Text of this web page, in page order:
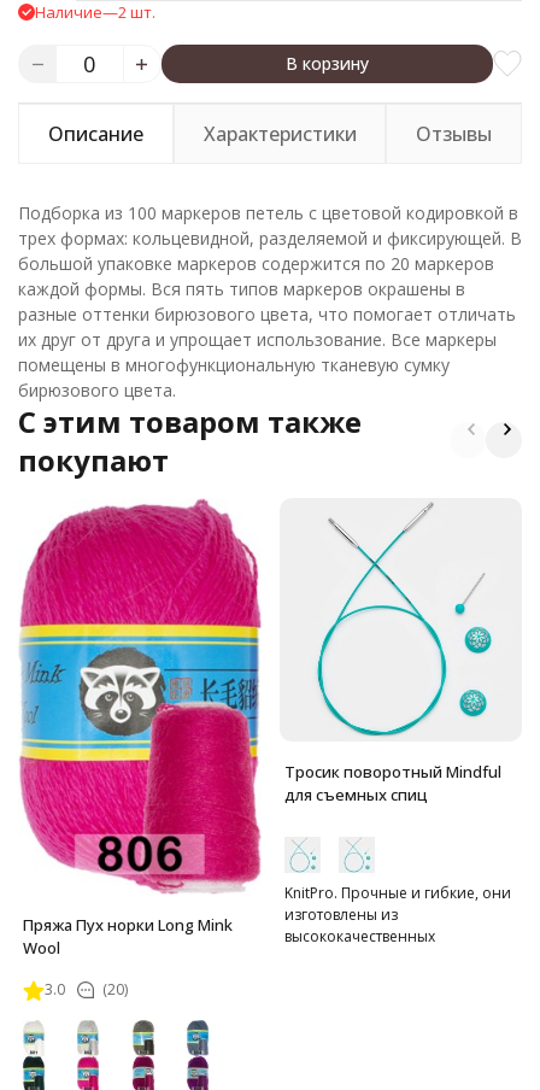
Наличие—2 шт.
В корзину
Описание Характеристики Отзывы
Подборка из 100 маркеров петель с цветовой кодировкой в
трех формах: кольцевидной, разделяемой и фиксирующей. В
большой упаковке маркеров содержится по 20 маркеров
каждой формы. Вся пять типов маркеров окрашены в
разные оттенки бирюзового цвета, что помогает отличать
их друг от друга и упрощает использование. Все маркеры
помещены в многофункциональную тканевую сумку
бирюзового цвета.
C этим товаром также
покупают
Пряжа Пух норки Long Mink
Wool
3.0 (20)
Тросик поворотный Mindful
для съемных спиц
KnitPro. Прочные и гибкие, они
изготовлены из
высококачественных